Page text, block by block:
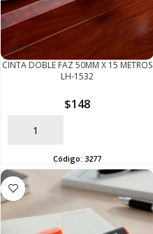
CINTA DOBLE FAZ 50MM X 15 METROS
LH-1532
$148
AÑADIR
Código: 3277